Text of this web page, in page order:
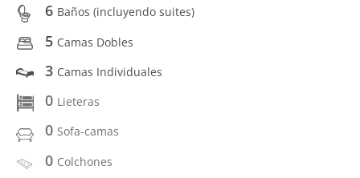
6 Baños (incluyendo suites)
5 Camas Dobles
3 Camas Individuales
0 Lieteras
0 Sofa-camas
0 Colchones